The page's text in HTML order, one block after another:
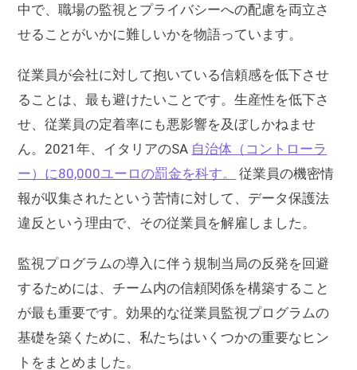
中で、職場の監視とプライバシーへの配慮を両立さ
せることがいかに難しいかを物語っています。
従業員が会社に対して抱いている信頼感を低下させ
ることは、最も避けたいことです。生産性を低下さ
せ、従業員の定着率にも悪影響を及ぼしかねませ
ん。2021年、イタリアのSA 自治体（コントローラ
ー）に80,000ユーロの罰金を科す。
従業員の機密情
報が収集されたという苦情に対して、データ保護法
違反という理由で、その従業員を解雇しました。
監視プログラムの導入に伴う規制当局の反発を回避
するためには、チーム内の信頼関係を構築すること
が最も重要です。効果的な従業員監視プログラムの
基礎を築くために、私たちはいくつかの重要なヒン
トをまとめました。